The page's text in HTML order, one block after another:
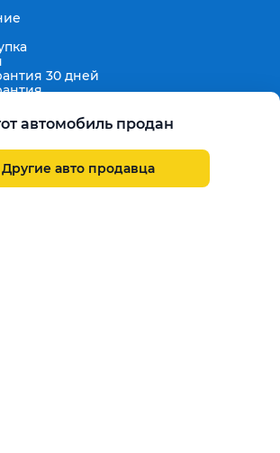
автомобиль продан
Другие авто продавца
30 дней
объявлений
соглашение